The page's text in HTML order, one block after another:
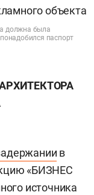
должна была
паспорт
в
«БИЗНЕС
источника